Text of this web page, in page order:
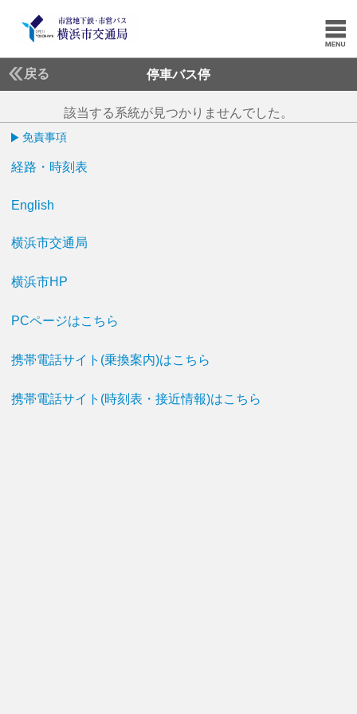
戻る 停車バス停
該当する系統が見つかりませんでした。
免責事項
経路・時刻表
English
横浜市交通局
横浜市HP
PCページはこちら
携帯電話サイト(乗換案内)はこちら
携帯電話サイト(時刻表・接近情報)はこちら